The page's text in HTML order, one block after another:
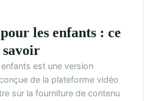
les enfants : ce
est une version
de la plateforme vidéo
sur la fourniture de contenu